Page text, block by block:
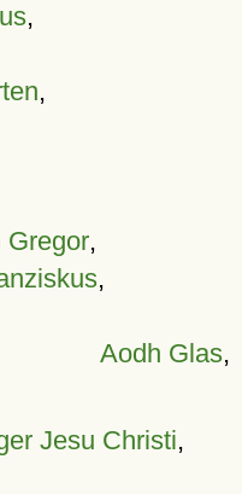
,
,
Gregor,
,
Aodh Glas,
Jesu Christi,